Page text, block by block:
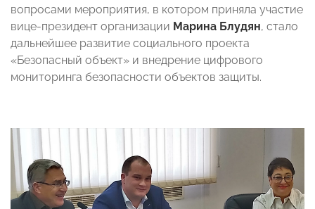
вопросами мероприятия, в котором приняла участие
вице-президент организации Марина Блудян, стало
дальнейшее развитие социального проекта
«Безопасный объект» и внедрение цифрового
мониторинга безопасности объектов защиты.